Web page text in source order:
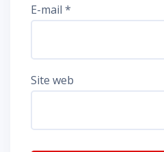
E-mail *
Site web